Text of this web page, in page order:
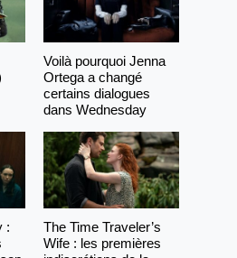
Voilà pourquoi Jenna
Ortega a changé
certains dialogues
dans Wednesday
:
The Time Traveler’s
Wife : les premières